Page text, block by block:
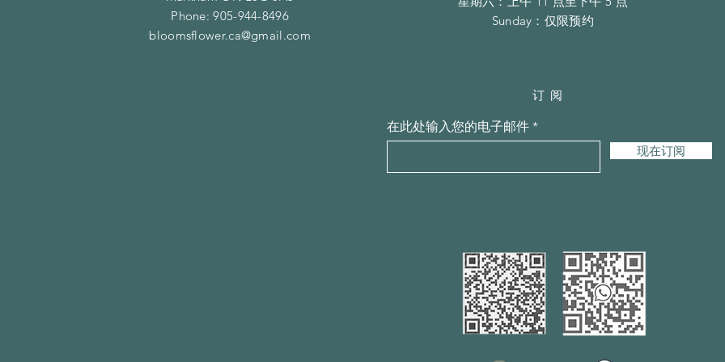
Phone:905-944-8496
bloomsflower.ca@gmail.com
​Sunday：仅限预约
订阅
在此处输入您的电子邮件
现在订阅